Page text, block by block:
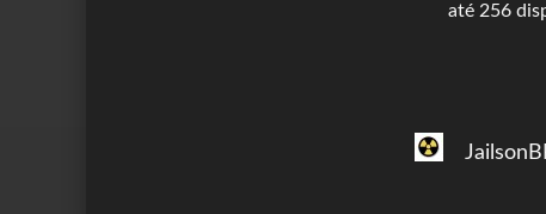
até 256